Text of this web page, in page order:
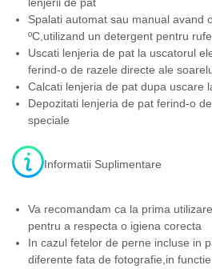
Spalati automat sau manual avand
ºC,utilizand un detergent pentru
Uscati lenjeria de pat la uscatorul
ferind-o de razele directe ale
Calcati lenjeria de pat dupa uscare
Depozitati lenjeria de pat ferind-o
speciale
Informatii Suplimentare
Va recomandam ca la prima
pentru a respecta o igiena corecta
In cazul fetelor de perne incluse in
diferente fata de fotografie,in